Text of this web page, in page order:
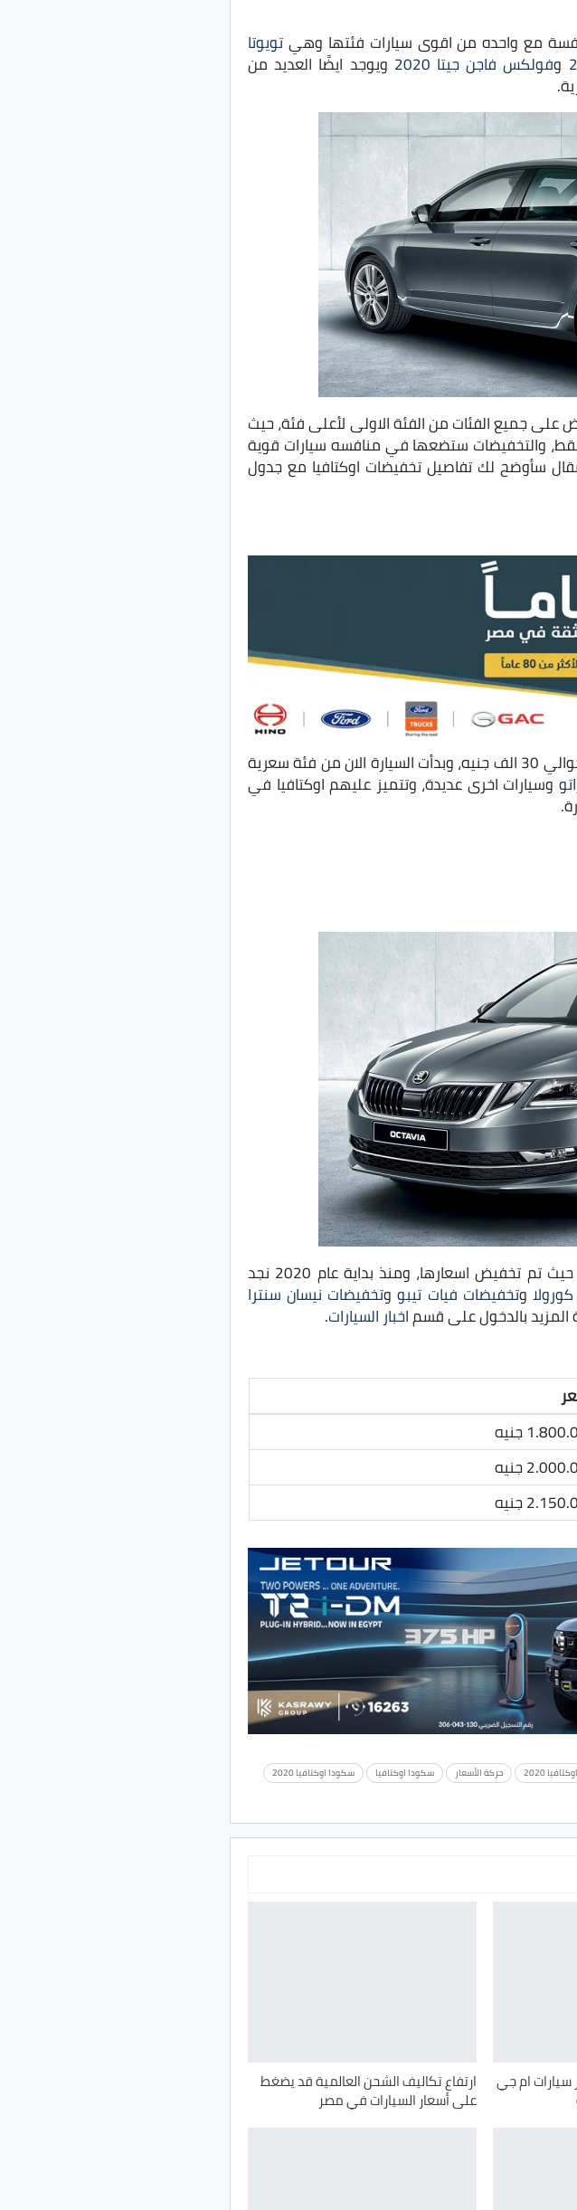
مع واحده من اقوى سيارات فئتها وهيتويوتا
وفولكس فاجن جيتا 2020 ويوجد ايضًا العديد من
اوكتافيا بحوالي 30 الف جنيه تخفيض على جميع الفئات من الفئة الاولى لأعلى فئة، حيث
360 الف جنيه مصري لـ450 الف جنيه فقط، والتخفيضات ستضعها في منافسه سيارات قوية
سأوضح لك تفاصيل تخفيضات اوكتافيا مع جدول
تم تخفيض جميع فئات سكودا اوكتافيا ووصلت التخفيضات الى حوالي 30 الف جنيه، وبدأت السيارة الان من فئة سعرية
وسيارات اخرى عديدة، وتتميز عليهم اوكتافيا في
حيث تم تخفيض اسعارها، ومنذ بداية عام 2020 نجد
وتخفيضات فيات تيبووتخفيضات نيسان سنترا
المزيد بالدخول على قسماخبار السيارات.
جنيه
جنيه
جنيه
2020 حركة الأسعار سكودا اوكتافيا
سكودا اوكتافيا 2020
ام جي ارتفاع تكاليف الشحن العالمية قد يضغط
على أسعار السيارات في مصر